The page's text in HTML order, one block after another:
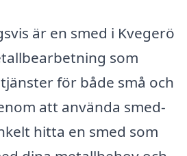
är en smed i Kvegerö
som
för både små och
att använda smed-
hitta en smed som